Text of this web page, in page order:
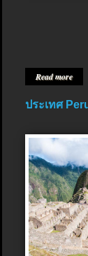
Read more
ประเทศ